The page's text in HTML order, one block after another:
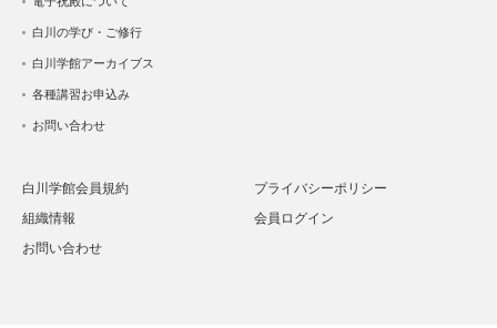
白川の学び・ご修行
白川学館アーカイブス
各種講習お申込み
お問い合わせ
白川学館会員規約
プライバシーポリシー
組織情報
会員ログイン
お問い合わせ